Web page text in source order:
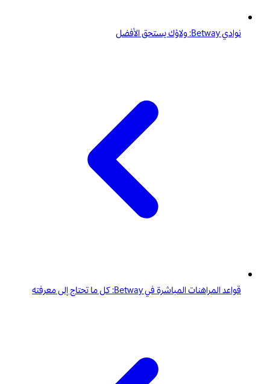
نوادي Betway: ولاؤك يستحق الأفضل
قواعد المراهنات المباشرة في Betway: كل ما تحتاج إلى معرفته